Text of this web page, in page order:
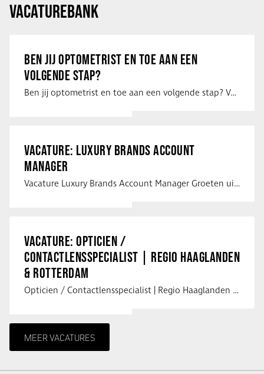
VACATUREBANK
BEN JIJ OPTOMETRIST EN TOE AAN EEN
VOLGENDE STAP?
Ben jij optometrist en toe aan een volgende stap? Voor een optiekketen is Eye …
VACATURE: LUXURY BRANDS ACCOUNT
MANAGER
Vacature Luxury Brands Account Manager Groeten uit Spanje! Vanaf mijn …
VACATURE: OPTICIEN /
CONTACTLENSSPECIALIST | REGIO HAAGLANDEN
& ROTTERDAM
Opticien / Contactlensspecialist | Regio Haaglanden & Rotterdam Saludos uit …
MEER VACATURES